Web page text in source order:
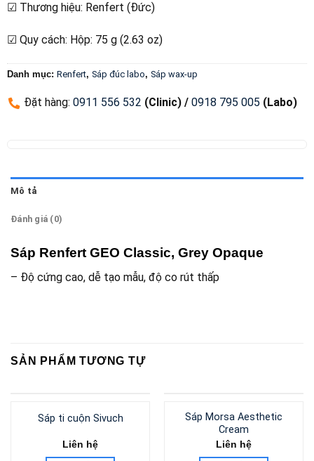
☑ Thương hiệu: Renfert (Đức)
☑ Quy cách: Hộp: 75 g (2.63 oz)
Danh mục: Renfert, Sáp đúc labo, Sáp wax-up
Đặt hàng: 0911 556 532 (Clinic) /0918 795 005 (Labo)
Mô tả
Đánh giá (0)
Sáp Renfert GEO Classic, Grey Opaque
– Độ cứng cao, dễ tạo mẫu, độ co rút thấp
SẢN PHẨM TƯƠNG TỰ
Sáp ti cuộn Sivuch
Liên hệ
Sáp Morsa Aesthetic
Cream
Liên hệ